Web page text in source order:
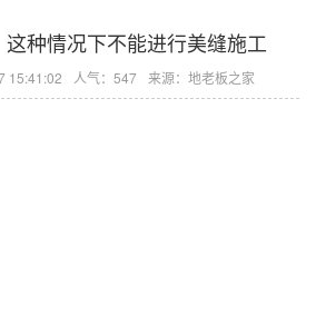
种情况下不能进行美缝施工
15:41:02 人气：547 来源：地老板之家